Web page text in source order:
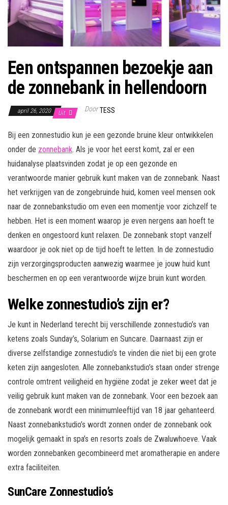
Een ontspannen bezoekje aan
de zonnebank in hellendoorn
april 26, 2020 Uit Door TESS
Bij een zonnestudio kun je een gezonde bruine kleur ontwikkelen
onder de zonnebank. Als je voor het eerst komt, zal er een
huidanalyse plaatsvinden zodat je op een gezonde en
verantwoorde manier gebruik kunt maken van de zonnebank. Naast
het verkrijgen van de zongebruinde huid, komen veel mensen ook
naar de zonnebankstudio om even een momentje voor zichzelf te
hebben. Het is een moment waarop je even nergens aan hoeft te
denken en ongestoord kunt relaxen. De zonnebank stopt vanzelf
waardoor je ook niet op de tijd hoeft te letten. In de zonnestudio
zijn verzorgingsproducten aanwezig waarmee je jouw huid kunt
beschermen en op een verantwoorde wijze bruin kunt worden.
Welke zonnestudio’s zijn er?
Je kunt in Nederland terecht bij verschillende zonnestudio’s van
ketens zoals Sunday’s, Solarium en Suncare. Daarnaast zijn er
diverse zelfstandige zonnestudio’s te vinden die niet bij een grote
keten zijn aangesloten. Alle zonnebankstudio’s staan onder strenge
controle omtrent veiligheid en hygiëne zodat je zeker weet dat je
veilig gebruik kunt maken van de zonnebank. Voor een bezoek aan
de zonnebank wordt een minimumleeftijd van 18 jaar gehanteerd.
Naast zonnebankstudio’s wordt zonnen onder de zonnebank ook
mogelijk gemaakt in spa’s en resorts zoals de Zwaluwhoeve. Vaak
worden zonnebanken gecombineerd met aromatherapie en andere
extra faciliteiten.
SunCare Zonnestudio’s